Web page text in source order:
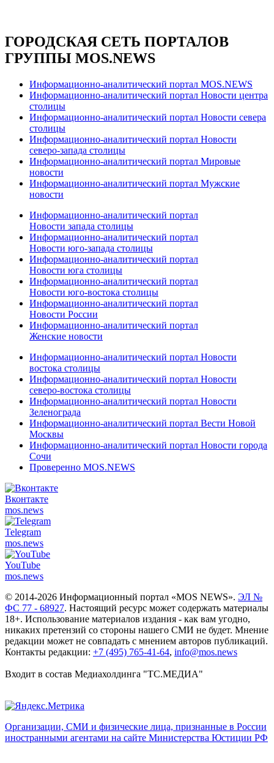
ГОРОДСКАЯ СЕТЬ ПОРТАЛОВ
ГРУППЫ MOS.NEWS
Информационно-аналитический портал MOS.NEWS
Информационно-аналитический портал Новости центра
столицы
Информационно-аналитический портал Новости севера
столицы
Информационно-аналитический портал Новости
северо-запада столицы
Информационно-аналитический портал Мировые
новости
Информационно-аналитический портал Мужские
новости
Информационно-аналитический портал
Новости запада столицы
Информационно-аналитический портал
Новости юго-запада столицы
Информационно-аналитический портал
Новости юга столицы
Информационно-аналитический портал
Новости юго-востока столицы
Информационно-аналитический портал
Новости России
Информационно-аналитический портал
Женские новости
Информационно-аналитический портал Новости
востока столицы
Информационно-аналитический портал Новости
северо-востока столицы
Информационно-аналитический портал Новости
Зеленограда
Информационно-аналитический портал Вести Новой
Москвы
Информационно-аналитический портал Новости города
Сочи
Проверенно MOS.NEWS
Вконтакте
mos.news
Telegram
mos.news
YouTube
mos.news
© 2014-2026 Информационный портал «MOS NEWS». ЭЛ №
ФС 77 - 68927. Настоящий ресурс может содержать материалы
18+. Использование материалов издания - как вам угодно,
никаких претензий со стороны нашего СМИ не будет. Мнение
редакции может не совпадать с мнением авторов публикаций.
Контакты редакции: +7 (495) 765-41-64, info@mos.news
Входит в состав Медиахолдинга "ТС.МЕДИА"
Организации, СМИ и физические лица, признанные в России
иностранными агентами на сайте Министерства Юстиции РФ